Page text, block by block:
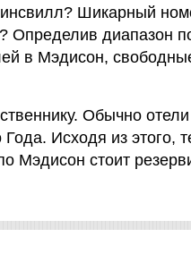
Шикарный
Определив диапазон
в Мэдисон,
Обычно
Исходя из этого,
Мэдисон стоит